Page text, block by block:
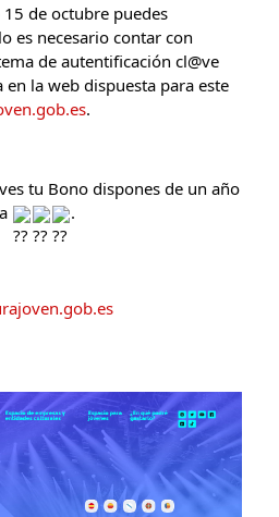
de octubre puedes
es necesario contar con
de autentificación cl@ve
en la web dispuesta para este
.
tu Bono dispones de un año
.